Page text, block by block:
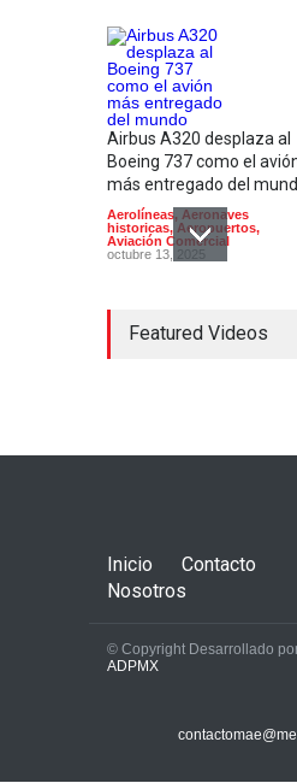
Airbus A320 desplaza al
Boeing 737 como el
más entregado del
Aerolíneas, Aeronaves
historicas, Aeropuertos,
Aviación Comercial
octubre 13, 2025
slots de aerolíneas
cargueros Boeing 777
Featured Videos
Inicio
Contacto
Nosotros
© Copyright Desarrollado
ADPMX